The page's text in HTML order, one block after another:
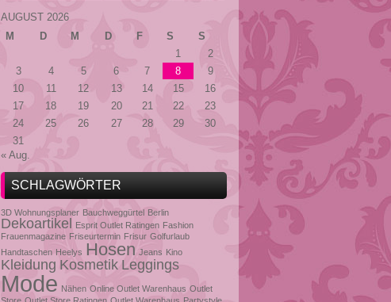
AUGUST 2026
M
D M D F S
S
1
2
3
4 5 6 7 8
9
10
11 12 13 14 15
16
17
18 19 20 21 22
23
24
25 26 27 28 29
30
31
« Aug.
SCHLAGWÖRTER
3D Wohnungsplaner Bauchweggürtel Berlin
Dekoartikel Esprit Outlet Ratingen Fashion
Frauenmagazine Friseurtermin Frisur Golfurlaub
Handtaschen Heelys Hosen Jeans Kino
Kleidung Kosmetik Leggings
Mode Nähen Online Outlet Warenhaus Outlet